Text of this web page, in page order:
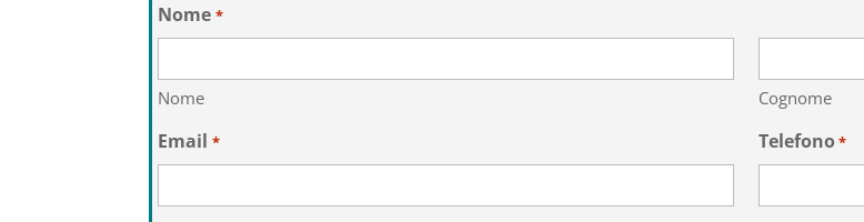
Nome *
Nome Cognome
Email * Telefono*